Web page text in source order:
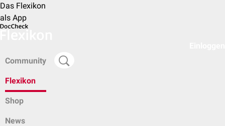
Das Flexikon
als App
Community
Flexikon
Shop
News